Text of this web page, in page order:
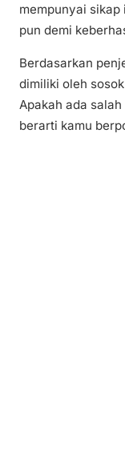
mempunyai sikap
pun demi
Berdasarkan
dimiliki oleh
Apakah ada
berarti kamu